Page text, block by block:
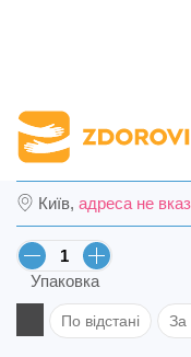
Пошук ліків
Лінезолідин
Київ, адреса не
Упаковка
По відстані За